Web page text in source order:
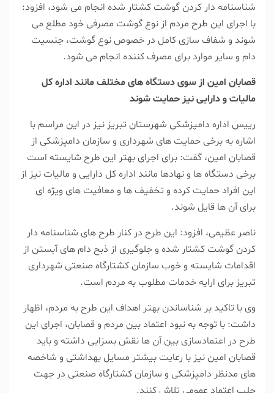
شناسنامه دار کردن گوشت کشتار شده انجام می شود، افزود:
با اجرای این طرح مردم از نوع گوشت مصرفی خود مطلع می
شوند و شفاف سازی کامل در خصوص نوع گوشت، جنسیت
دام و سایر موارد برای مصرف کننده انجام می شود.
قصابان امین از سوی دستگاه های مختلف مانند اداره کل
مالیات و دارایی نیز حمایت شوند
رییس اداره دامپزشکی شهرستان تبریز نیز در این مراسم با
اشاره به برخی حمایت های شهرداری و سازمان دامپزشکی از
قصابان امین، گفت: برای اجرای بهتر این طرح شایسته است
برخی دستگاه ها و نهادها مانند اداره کل دارایی و مالیات نیز از
این افراد حمایت کرده و تخفیف ها و معافیت های ویژه ای
برای آن ها قایل شوند.
ناصر عظیمی، افزود: این طرح در کنار طرح های شناسنامه دار
کردن گوشت کشتار شده و جلوگیری از ذبح دام های آبستن از
اقدامات شایسته و خوب سازمان کشتارگاه صنعتی شهرداری
تبریز برای ارایه خدمات مطلوب به مردم است.
وی با تاکید بر شناساندن بهتر اهداف این طرح به مردم، اظهار
داشت: با توجه به نبود اعتماد بین مردم و قصابان، اجرای این
طرح در اعتمادسازی بین آن ها نقش بسزایی داشته و باید
قصابان امین نیز با رعایت بیشتر مسایل بهداشتی و شاخصه
های مدنظر دامپزشکی و سازمان کشتارگاه صنعتی در جهت